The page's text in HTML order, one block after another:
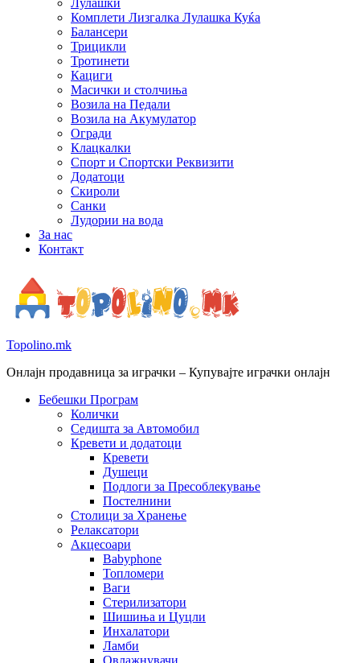
Лулашки
Комплети Лизгалка Лулашка Куќа
Балансери
Трицикли
Тротинети
Кациги
Mасички и столчиња
Возила на Педали
Возила на Акумулатор
Огради
Клацкалки
Спорт и Спортски Реквизити
Додатоци
Скироли
Санки
Лудории на вода
За нас
Контакт
Topolino.mk
Онлајн продавница за играчки – Купувајте играчки онлајн
Бебешки Програм
Колички
Седишта за Автомобил
Кревети и додатоци
Кревети
Душеци
Подлоги за Пресоблекување
Постелнини
Столици за Хранење
Релаксатори
Акцесоари
Babyphone
Топломери
Ваги
Стерилизатори
Шишиња и Цуцли
Инхалатори
Ламби
Овлажнувачи